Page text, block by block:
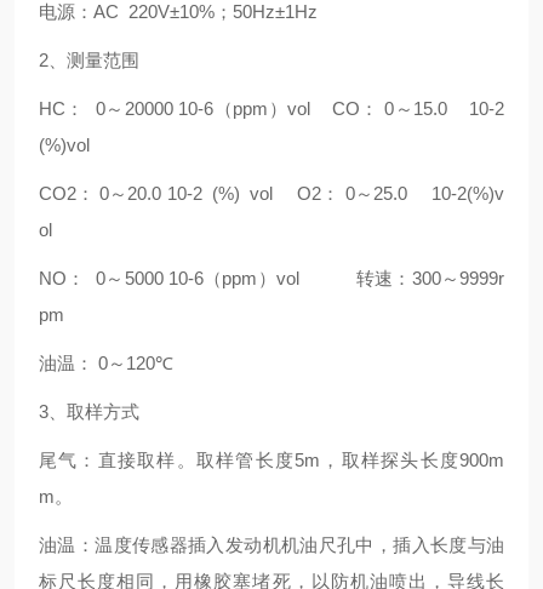
电源： AC 220V±10% ； 50Hz±1Hz
2 、测量范围
HC ： 0～ 20000 10-6 （ppm ）vol CO ： 0 ～ 15.0
10-2
(%)vol
CO2 ： 0～ 20.0 10-2 (%) vol O2 ： 0～ 25.0
10-2(%)v
ol
NO ： 0～ 5000 10-6（ppm ） vol 转速： 300～9999r
pm
油温： 0～ 120℃
3 、取样方式
尾气：直接取样。取样管长度5m ，取样探头长度900m
m。
油温：温度传感器插入发动机机油尺孔中，插入长度与油
标尺长度相同，用橡胶塞堵死，以防机油喷出，导线长